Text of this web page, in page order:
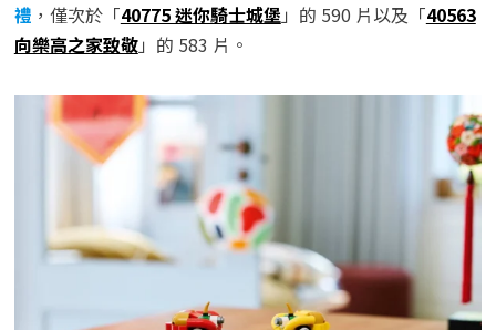
禮 ，僅次於「40775 迷你騎士城堡」的 590 片以及「40563
向樂高之家致敬」的 583 片。